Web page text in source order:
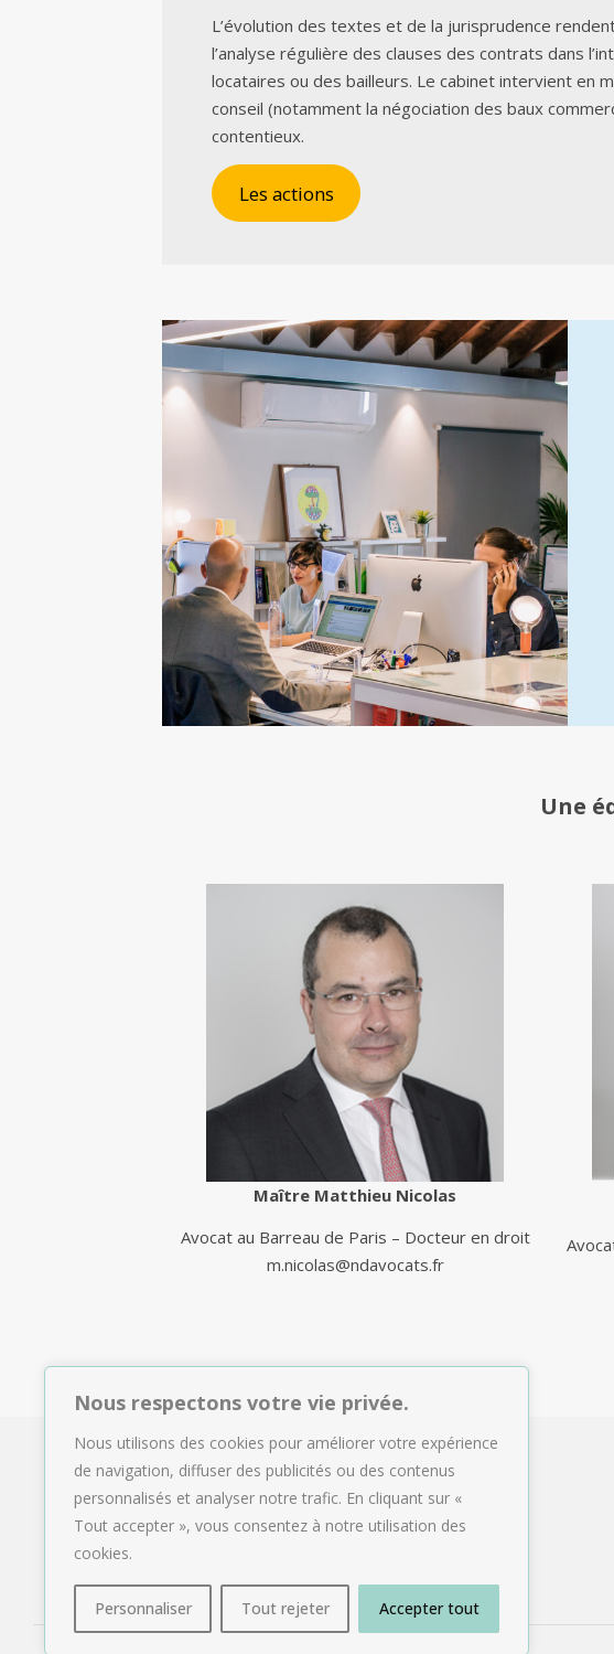
Nous respectons votre vie privée.
Nous utilisons des cookies pour améliorer votre expérience
de navigation, diffuser des publicités ou des contenus
personnalisés et analyser notre trafic. En cliquant sur «
Tout accepter », vous consentez à notre utilisation des
cookies.
Personnaliser Tout rejeter Accepter tout
L’évolution des textes et de la jurisprudence
l’analyse régulière des clauses des contrats dans
locataires ou des bailleurs. Le cabinet intervient en
conseil (notamment la négociation des baux
contentieux.
Les actions
Une
Maître Matthieu Nicolas
Avocat au Barreau de Paris – Docteur en droit
m.nicolas@ndavocats.fr